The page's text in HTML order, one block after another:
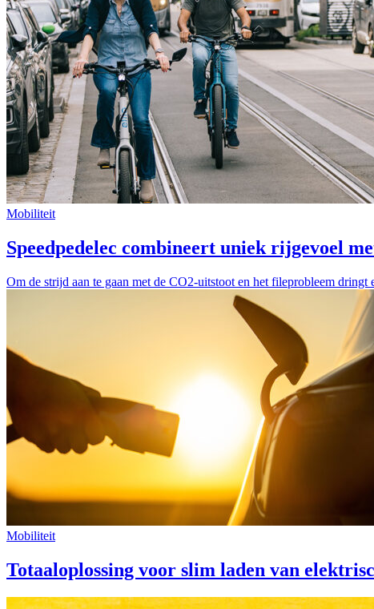
Mobiliteit
Speedpedelec combineert uniek rijgevoel
Om de strijd aan te gaan met de CO2-uitstoot en het fileprobleem
Mobiliteit
Totaaloplossing voor slim laden van